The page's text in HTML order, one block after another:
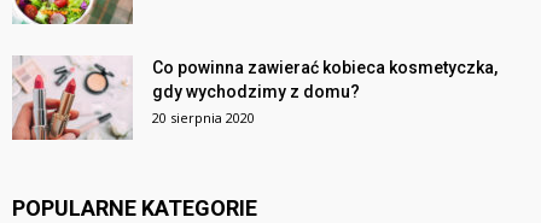
Co powinna zawierać kobieca kosmetyczka,
gdy wychodzimy z domu?
20 sierpnia 2020
POPULARNE KATEGORIE